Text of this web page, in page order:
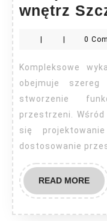
wnętrz
0
Kompleksowe wykańczanie wnętrz w Szczecinie
obejmuje
stworzenie
przestrzeni. Wśród
się
dostosowanie
READ MORE